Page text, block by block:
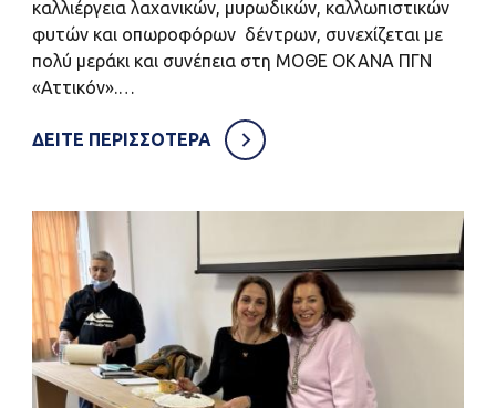
καλλιέργεια λαχανικών, μυρωδικών, καλλωπιστικών
φυτών και οπωροφόρων δέντρων, συνεχίζεται με
πολύ μεράκι και συνέπεια στη ΜΟΘΕ ΟΚΑΝΑ ΠΓΝ
«Αττικόν».…
ΔΕΙΤΕ ΠΕΡΙΣΣΟΤΕΡΑ